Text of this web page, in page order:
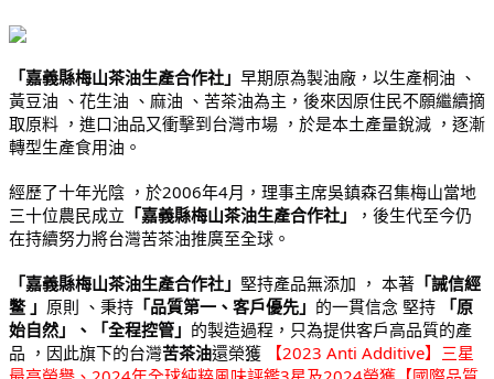
「嘉義縣梅山茶油生產合作社」 早期原為製油廠，以生產桐油 、
黃豆油 、花生油 、麻油 、苦茶油為主，後來因原住民不願繼續摘
取原料 ，進口油品又衝擊到台灣市場 ，於是本土產量銳減 ，逐漸
轉型生產食用油。
經歷了十年光陰 ，於2006年4月，理事主席吳鎮森召集梅山當地
三十位農民成立 「嘉義縣梅山茶油生產合作社」
，後生代至今仍
在持續努力將台灣苦茶油推廣至全球。
「嘉義縣梅山茶油生產合作社」 堅持產品無添加 ， 本著 「誡信經
鳖 」 原則 、秉持 「品質第一、客戶優先」 的一貫信念 堅持
「原
始自然」、「全程控管」 的製造過程，只為提供客戶高品質的產
品 ，因此旗下的台灣苦茶油還榮獲
【2023 Anti Additive】三星